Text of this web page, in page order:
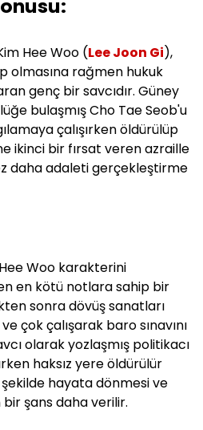
Hee Woo (Lee Joon Gi),
olmasına rağmen hukuk
genç bir savcıdır. Güney
bulaşmış Cho Tae Seob'u
çalışırken öldürülüp
ikinci bir fırsat veren azraille
daha adaleti gerçekleştirme
Woo karakterini
en kötü notlara sahip bir
sonra dövüş sanatları
çok çalışarak baro sınavını
olarak yozlaşmış politikacı
haksız yere öldürülür
hayata dönmesi ve
bir şans daha verilir.